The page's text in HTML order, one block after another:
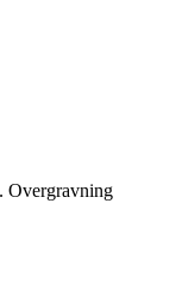
Overgravning